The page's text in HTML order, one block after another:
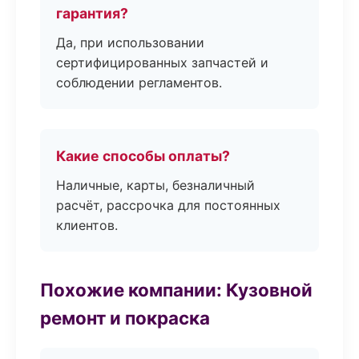
гарантия?
Да, при использовании
сертифицированных запчастей и
соблюдении регламентов.
Какие способы оплаты?
Наличные, карты, безналичный
расчёт, рассрочка для постоянных
клиентов.
Похожие компании: Кузовной
ремонт и покраска